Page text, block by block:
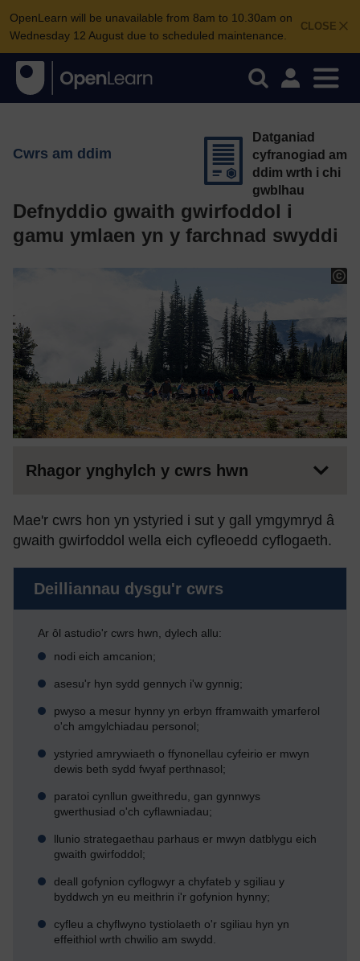
CLOSE
OpenLearn will be unavailable from 8am to 10.30am on
Wednesday 12 August due to scheduled maintenance.
Cwrs am ddim
Defnyddio gwaith gwirfoddol i
gamu ymlaen yn y farchnad swyddi
Datganiad
cyfranogiad am
ddim wrth i chi
gwblhau
Rhagor ynghylch y cwrs hwn
Mae'r cwrs hon yn ystyried i sut y gall ymgymryd â
gwaith gwirfoddol wella eich cyfleoedd cyflogaeth.
Deilliannau dysgu'r cwrs
Ar ôl astudio'r cwrs hwn, dylech allu:
nodi eich amcanion;
asesu'r hyn sydd gennych i'w gynnig;
pwyso a mesur hynny yn erbyn fframwaith ymarferol
o'ch amgylchiadau personol;
ystyried amrywiaeth o ffynonellau cyfeirio er mwyn
dewis beth sydd fwyaf perthnasol;
paratoi cynllun gweithredu, gan gynnwys
gwerthusiad o'ch cyflawniadau;
llunio strategaethau parhaus er mwyn datblygu eich
gwaith gwirfoddol;
deall gofynion cyflogwyr a chyfateb y sgiliau y
byddwch yn eu meithrin i'r gofynion hynny;
cyfleu a chyflwyno tystiolaeth o'r sgiliau hyn yn
effeithiol wrth chwilio am swydd.